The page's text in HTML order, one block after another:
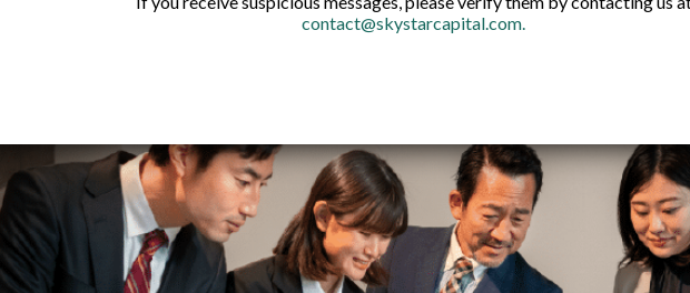
contact@skystarcapital.com